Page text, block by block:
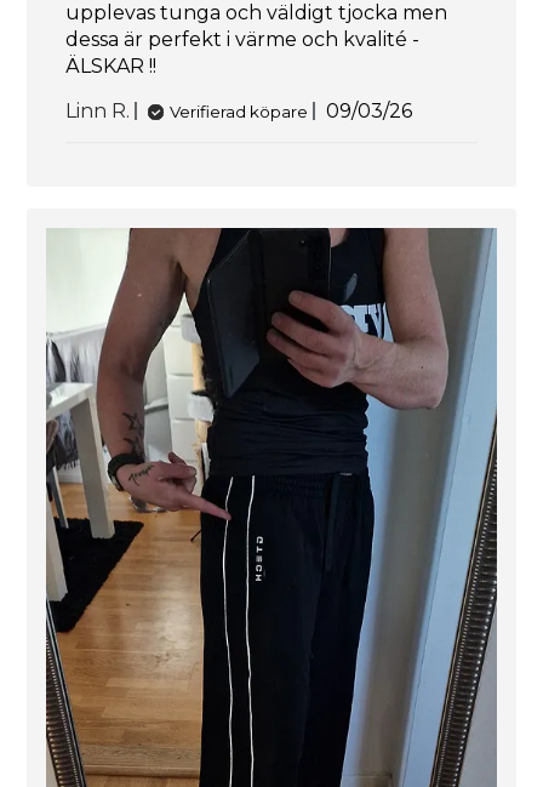
upplevas tunga och väldigt tjocka men
dessa är perfekt i värme och kvalité -
ÄLSKAR !!
Linn R.
Verifierad köpare 09/03/26